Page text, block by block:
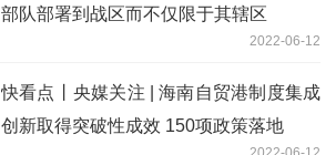
部队部署到战区而不仅限于其辖区
2022-06-12
快看点丨央媒关注 | 海南自贸港制度集成
创新取得突破性成效 150项政策落地